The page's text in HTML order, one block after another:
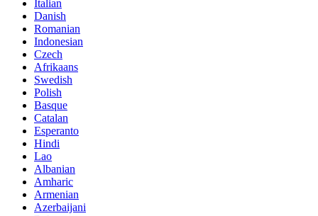
Italian
Danish
Romanian
Indonesian
Czech
Afrikaans
Swedish
Polish
Basque
Catalan
Esperanto
Hindi
Lao
Albanian
Amharic
Armenian
Azerbaijani